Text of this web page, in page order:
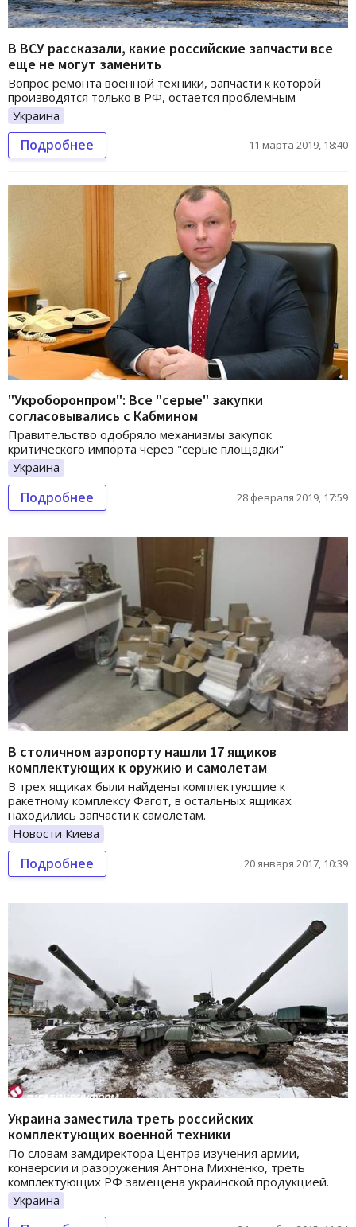
В ВСУ рассказали, какие российские запчасти все
еще не могут заменить
Вопрос ремонта военной техники, запчасти к которой
производятся только в РФ, остается проблемным
Украина
Подробнее 11 марта 2019, 18:40
"Укроборонпром": Все "серые" закупки
согласовывались с Кабмином
Правительство одобряло механизмы закупок
критического импорта через "серые площадки"
Украина
Подробнее 28 февраля 2019, 17:59
В столичном аэропорту нашли 17 ящиков
комплектующих к оружию и самолетам
В трех ящиках были найдены комплектующие к
ракетному комплексу Фагот, в остальных ящиках
находились запчасти к самолетам.
Новости Киева
Подробнее 20 января 2017, 10:39
Украина заместила треть российских
комплектующих военной техники
По словам замдиректора Центра изучения армии,
конверсии и разоружения Антона Михненко, треть
комплектующих РФ замещена украинской продукцией.
Украина